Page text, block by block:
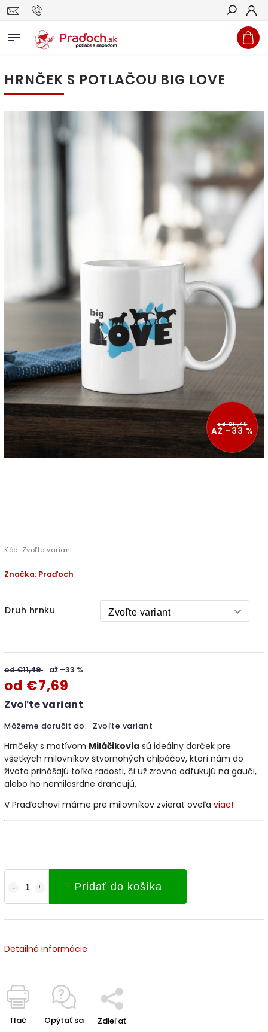
Hľadať
HRNČEK S POTLAČOU BIG LOVE
od €11,49
AŽ –33 %
Kód: Zvoľte variant
Značka: Praďoch
Druh hrnku
od €11,49 až –33 %
od €7,69
Zvoľte variant
Môžeme doručiť do: Zvoľte variant
Pridať do košíka
Hrnčeky s motívom Miláčikovia sú ideálny darček pre
všetkých milovníkov štvornohých chlpáčov, ktorí nám do
života prinášajú toľko radosti, či už zrovna odfukujú na gauči,
alebo ho nemilosrdne drancujú.
V Praďochovi máme pre milovníkov zvierat oveľa viac!
Detailné informácie
Tlač Opýtať sa Zdieľať